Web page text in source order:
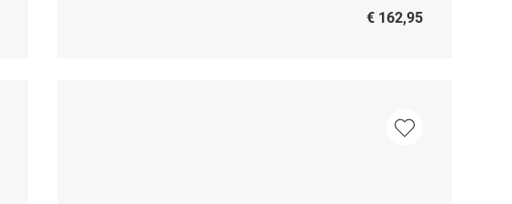
€ 162,95